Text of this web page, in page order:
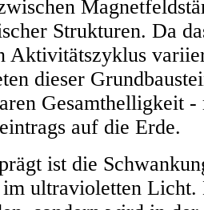
Strukturen. Da
Aktivitätszyklus
dieser
Gesamthelligkeit
auf die Erde.
ist die
im ultravioletten Licht.